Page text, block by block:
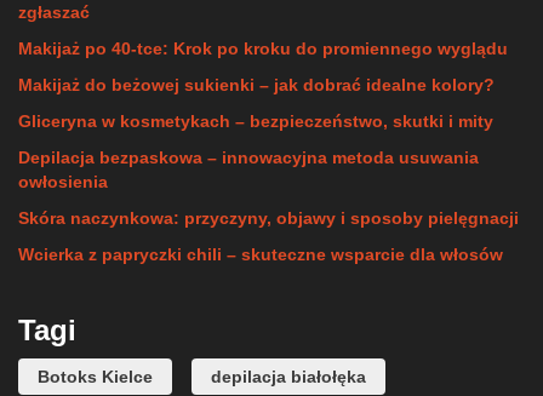
zgłaszać
Makijaż po 40-tce: Krok po kroku do promiennego wyglądu
Makijaż do beżowej sukienki – jak dobrać idealne kolory?
Gliceryna w kosmetykach – bezpieczeństwo, skutki i mity
Depilacja bezpaskowa – innowacyjna metoda usuwania
owłosienia
Skóra naczynkowa: przyczyny, objawy i sposoby pielęgnacji
Wcierka z papryczki chili – skuteczne wsparcie dla włosów
Tagi
Botoks Kielce depilacja białołęka